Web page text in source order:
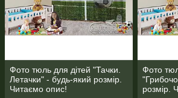
Фото тюль для дітей "Тачки.
Летачки" - будь-який розмір.
Читаємо опис!
Фото
розмір.